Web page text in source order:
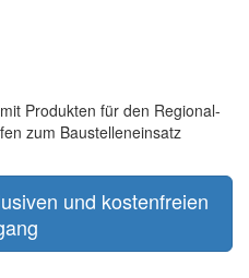
Produkten für den Regional-
zum Baustelleneinsatz
und kostenfreien